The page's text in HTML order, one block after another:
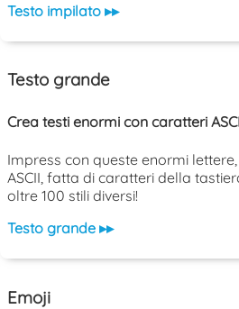
Testo impilato ▸▸
Testo grande
Crea testi enormi con caratteri
Impress con queste enormi
ASCII, fatta di caratteri della
oltre 100 stili diversi!
Testo grande ▸▸
Emoji